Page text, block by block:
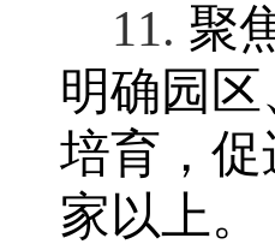
11. 聚
明确园
培育 ， 促
家以上。